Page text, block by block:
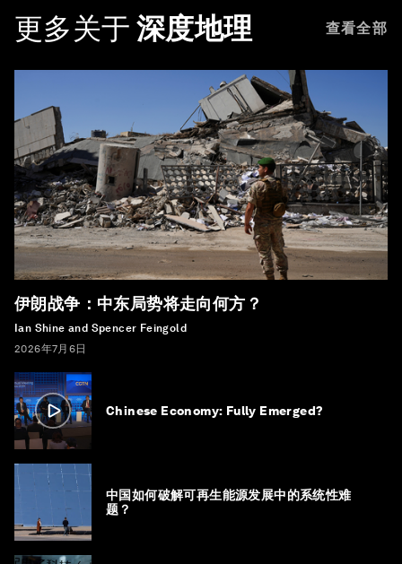
更多关于 深度地理 查看全部
伊朗战争：中东局势将走向何方？
Ian Shine and Spencer Feingold
2026年7月6日
Chinese Economy: Fully Emerged?
中国如何破解可再生能源发展中的系统性难
题？